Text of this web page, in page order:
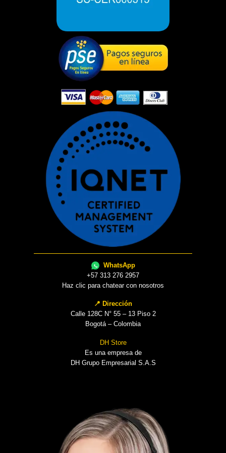
WhatsApp
+57 313 276 2957
Haz clic para chatear con nosotros
📍 Dirección
Calle 128C N° 55 – 13 Piso 2
Bogotá – Colombia
DH Store
Es una empresa de
DH Grupo Empresarial S.A.S